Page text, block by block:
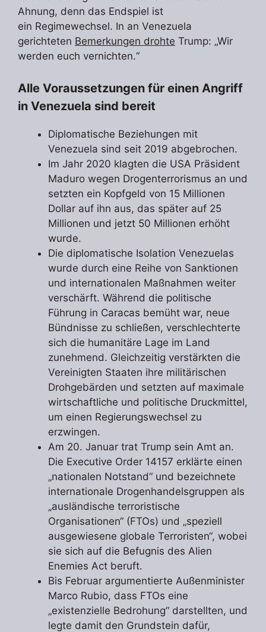
Ahnung, denn das Endspiel ist
ein Regimewechsel. In an Venezuela
gerichteten Bemerkungen drohte Trump: „Wir
werden euch vernichten.“
Alle Voraussetzungen für einen Angriff
in Venezuela sind bereit
Diplomatische Beziehungen mit
Venezuela sind seit 2019 abgebrochen.
Im Jahr 2020 klagten die USA Präsident
Maduro wegen Drogenterrorismus an und
setzten ein Kopfgeld von 15 Millionen
Dollar auf ihn aus, das später auf 25
Millionen und jetzt 50 Millionen erhöht
wurde.
Die diplomatische Isolation Venezuelas
wurde durch eine Reihe von Sanktionen
und internationalen Maßnahmen weiter
verschärft. Während die politische
Führung in Caracas bemüht war, neue
Bündnisse zu schließen, verschlechterte
sich die humanitäre Lage im Land
zunehmend. Gleichzeitig verstärkten die
Vereinigten Staaten ihre militärischen
Drohgebärden und setzten auf maximale
wirtschaftliche und politische Druckmittel,
um einen Regierungswechsel zu
erzwingen.
Am 20. Januar trat Trump sein Amt an.
Die Executive Order 14157 erklärte einen
„nationalen Notstand“ und bezeichnete
internationale Drogenhandelsgruppen als
„ausländische terroristische
Organisationen“ (FTOs) und „speziell
ausgewiesene globale Terroristen“, wobei
sie sich auf die Befugnis des Alien
Enemies Act beruft.
Bis Februar argumentierte Außenminister
Marco Rubio, dass FTOs eine
„existenzielle Bedrohung“ darstellten, und
legte damit den Grundstein dafür,